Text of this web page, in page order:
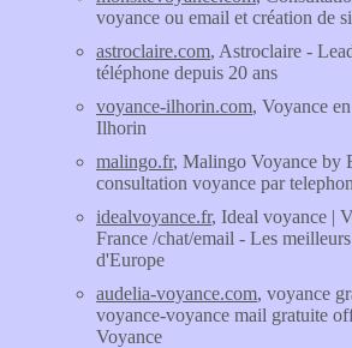
voyance ou email et création de
astroclaire.com, Astroclaire -
téléphone depuis 20 ans
voyance-ilhorin.com, Voyance
Ilhorin
malingo.fr, Malingo Voyance by
consultation voyance par
idealvoyance.fr, Ideal voyance |
France /chat/email - Les
d'Europe
audelia-voyance.com, voyance
voyance-voyance mail gratuite
Voyance